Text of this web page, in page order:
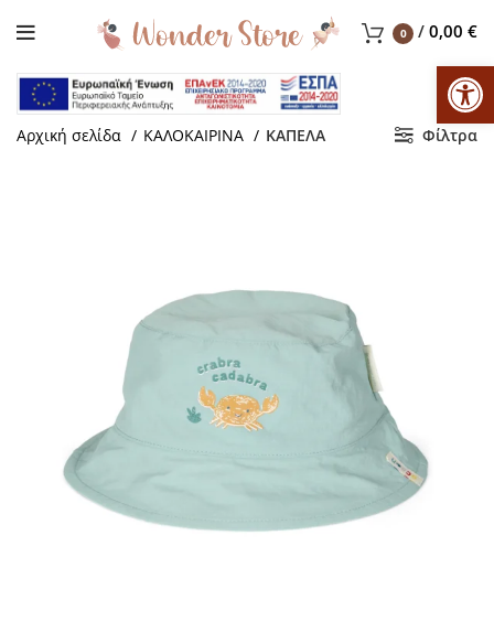
0 / 0,00 €
Αρχική σελίδα ΚΑΛΟΚΑΙΡΙΝΑ ΚΑΠΕΛΑ Φίλτρα